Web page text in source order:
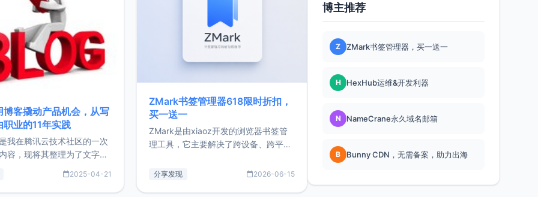
博客撬动产品机会，从写
职业的11年实践
我在腾讯云技术社区的一次
容，现将其整理为了文字
写博客11年来的经历，以及
事。文中还首次公开了我的
2025-04-21
ZMark书签管理器618限时折扣，
买一送一
ZMark是由xiaoz开发的浏览器书签管
理工具，它主要解决了跨设备、跨平
做到一处部署、随处访问。同时，它还
分享发现 2026-06-15
博主推荐
Z ZMark书签管理器，买一送一
H HexHub运维&开发利器
N NameCrane永久域名邮箱
B Bunny CDN，无需备案，助力出海